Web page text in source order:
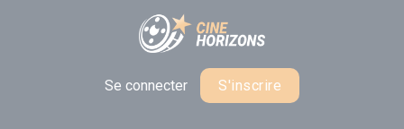
Se connecter S'inscrire
Panneau de gestion des cookies